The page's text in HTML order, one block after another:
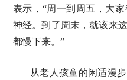
表示，“周一到周五，大
神经。到了周末，就该来
都慢下来。”
从老人孩童的闲适漫